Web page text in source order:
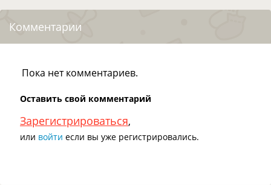
Комментарии
Пока нет комментариев.
Оставить свой комментарий
Зарегистрироваться,
или войти если вы уже регистрировались.